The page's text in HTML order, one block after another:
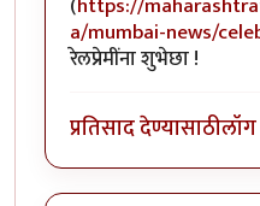
a/mumbai-news/
रेलप्रेमींना शुभेछा !
प्रतिसाद देण्यासाठी